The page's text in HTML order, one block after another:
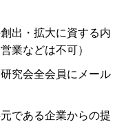
出・拡大に資する内
業などは不可）
究会全会員にメール
である企業からの提